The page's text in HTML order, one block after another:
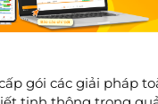
gói các giải pháp